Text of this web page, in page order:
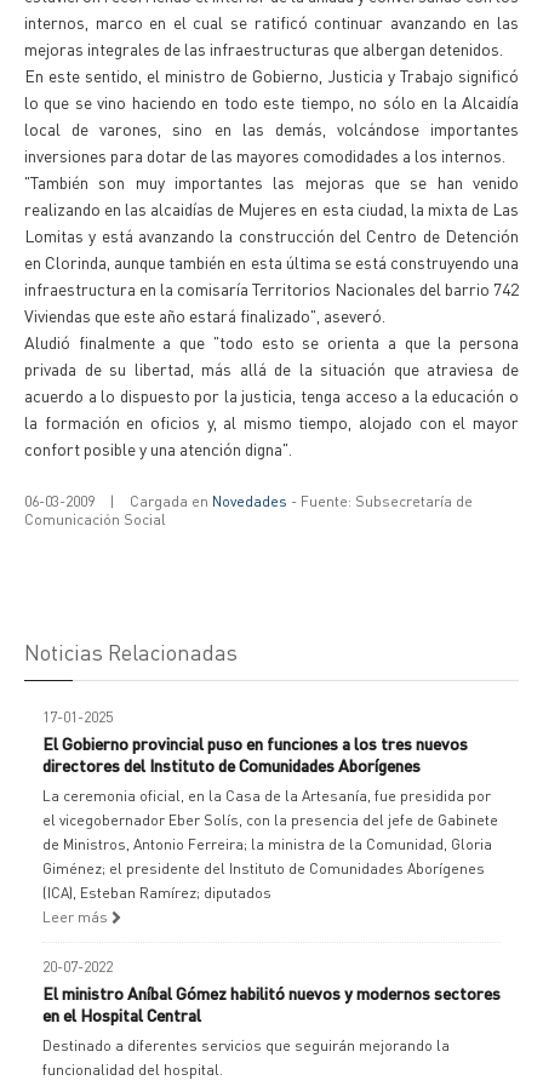
internos, marco en el cual se ratificó continuar avanzando en las
mejoras integrales de las infraestructuras que albergan detenidos.
En este sentido, el ministro de Gobierno, Justicia y Trabajo significó
lo que se vino haciendo en todo este tiempo, no sólo en la Alcaidía
local de varones, sino en las demás, volcándose importantes
inversiones para dotar de las mayores comodidades a los internos.
"También son muy importantes las mejoras que se han venido
realizando en las alcaidías de Mujeres en esta ciudad, la mixta de Las
Lomitas y está avanzando la construcción del Centro de Detención
en Clorinda, aunque también en esta última se está construyendo una
infraestructura en la comisaría Territorios Nacionales del barrio 742
Viviendas que este año estará finalizado", aseveró.
Aludió finalmente a que "todo esto se orienta a que la persona
privada de su libertad, más allá de la situación que atraviesa de
acuerdo a lo dispuesto por la justicia, tenga acceso a la educación o
la formación en oficios y, al mismo tiempo, alojado con el mayor
confort posible y una atención digna".
06-03-2009 | Cargada en Novedades - Fuente: Subsecretaría de
Comunicación Social
Noticias Relacionadas
17-01-2025
El Gobierno provincial puso en funciones a los tres nuevos
directores del Instituto de Comunidades Aborígenes
La ceremonia oficial, en la Casa de la Artesanía, fue presidida por
el vicegobernador Eber Solís, con la presencia del jefe de Gabinete
de Ministros, Antonio Ferreira; la ministra de la Comunidad, Gloria
Giménez; el presidente del Instituto de Comunidades Aborígenes
(ICA), Esteban Ramírez; diputados
Leer más
20-07-2022
El ministro Aníbal Gómez habilitó nuevos y modernos sectores
en el Hospital Central
Destinado a diferentes servicios que seguirán mejorando la
funcionalidad del hospital.